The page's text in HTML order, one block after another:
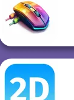
Tanks 2D: Tank
Wars